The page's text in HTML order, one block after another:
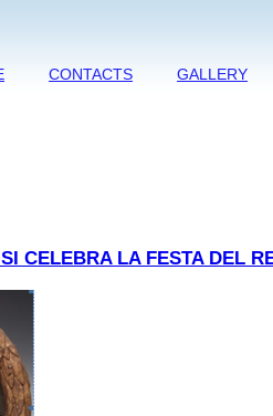
CONTACTS GALLERY
CELEBRA LA FESTA DEL